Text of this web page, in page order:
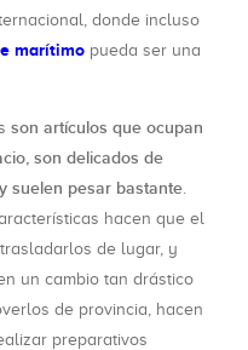
donde incluso
marítimo pueda ser una
son artículos que ocupan
son delicados de
suelen pesar bastante
hacen que el
de lugar, y
un cambio tan drástico
de provincia, hacen
preparativos